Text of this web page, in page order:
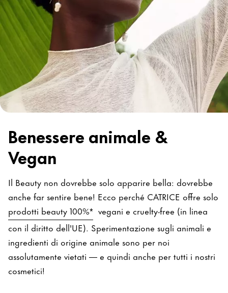
Benessere animale &
Vegan
Il Beauty non dovrebbe solo apparire bella: dovrebbe
anche far sentire bene! Ecco perché CATRICE offre solo
prodotti beauty 100%* vegani e cruelty-free (in linea
con il diritto dell'UE). Sperimentazione sugli animali e
ingredienti di origine animale sono per noi
assolutamente vietati — e quindi anche per tutti i nostri
cosmetici!